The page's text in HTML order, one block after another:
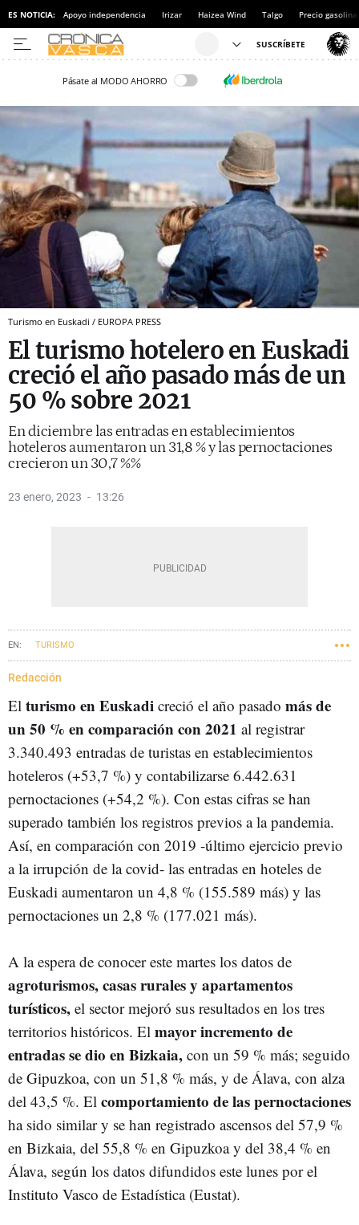
ES NOTICIA: Apoyo independencia Irizar Haizea Wind Talgo Precio gasolina
Pásate al MODO AHORRO
Turismo en Euskadi / EUROPA PRESS
El turismo hotelero en Euskadi
creció el año pasado más de un
50 % sobre 2021
En diciembre las entradas en establecimientos
hoteleros aumentaron un 31,8 % y las pernoctaciones
crecieron un 30,7 %%
23 enero, 2023 13:26
TURISMO
Redacción
El turismo en Euskadi creció el año pasado más de
un 50 % en comparación con 2021 al registrar
3.340.493 entradas de turistas en establecimientos
hoteleros (+53,7 %) y contabilizarse 6.442.631
pernoctaciones (+54,2 %). Con estas cifras se han
superado también los registros previos a la pandemia.
Así, en comparación con 2019 -último ejercicio previo
a la irrupción de la covid- las entradas en hoteles de
Euskadi aumentaron un 4,8 % (155.589 más) y las
pernoctaciones un 2,8 % (177.021 más).
A la espera de conocer este martes los datos de
agroturismos, casas rurales y apartamentos
turísticos, el sector mejoró sus resultados en los tres
territorios históricos. El mayor incremento de
entradas se dio en Bizkaia, con un 59 % más; seguido
de Gipuzkoa, con un 51,8 % más, y de Álava, con alza
del 43,5 %. El comportamiento de las pernoctaciones
ha sido similar y se han registrado ascensos del 57,9 %
en Bizkaia, del 55,8 % en Gipuzkoa y del 38,4 % en
Álava, según los datos difundidos este lunes por el
Instituto Vasco de Estadística (Eustat).